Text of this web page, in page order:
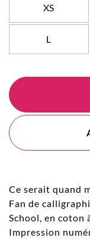
XS
L
Ce serait quand
Fan de
School, en coton
Impression